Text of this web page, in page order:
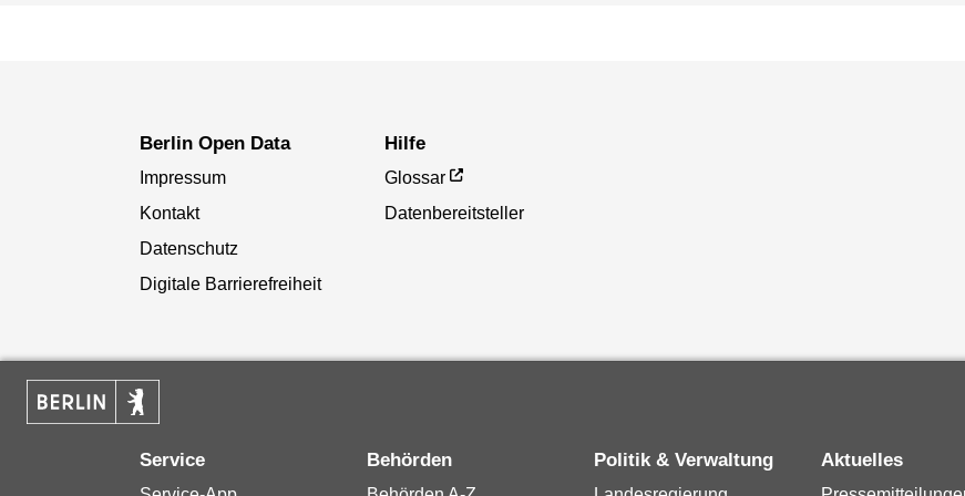
Berlin Open Data
Impressum
Kontakt
Datenschutz
Digitale Barrierefreiheit
Hilfe
Glossar
Datenbereitsteller
Service Behörden Politik & Verwaltung Aktuelles